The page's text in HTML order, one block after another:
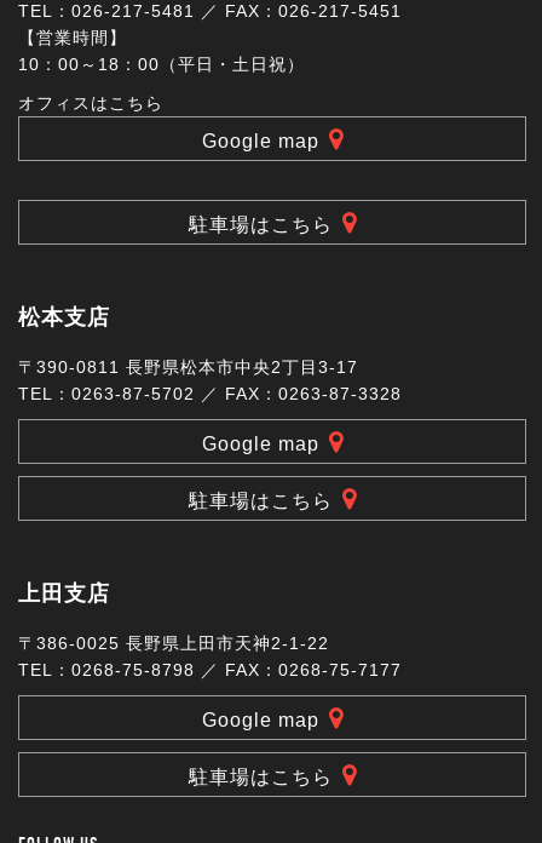
TEL：026-217-5481 ／ FAX：026-217-5451
【営業時間】
10：00～18：00（平日・土日祝）
オフィスはこちら
Google map
駐車場はこちら
松本支店
〒390-0811 長野県松本市中央2丁目3-17
TEL：0263-87-5702 ／ FAX：0263-87-3328
Google map
駐車場はこちら
上田支店
〒386-0025 長野県上田市天神2-1-22
TEL：0268-75-8798 ／ FAX：0268-75-7177
Google map
駐車場はこちら